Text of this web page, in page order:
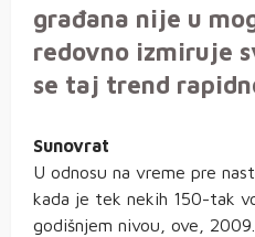
građana nije u
redovno izmiruje
se taj trend
Sunovrat
U odnosu na vreme pre
kada je tek nekih 150-tak
godišnjem nivou, ove,